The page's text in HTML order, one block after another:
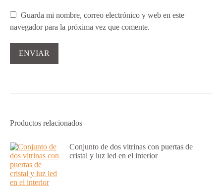
Guarda mi nombre, correo electrónico y web en este
navegador para la próxima vez que comente.
Productos relacionados
Conjunto de dos vitrinas con puertas de
cristal y luz led en el interior